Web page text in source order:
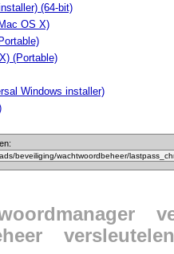
(64-bit)
OS X)
(Portable)
Windows installer)
versleutelen